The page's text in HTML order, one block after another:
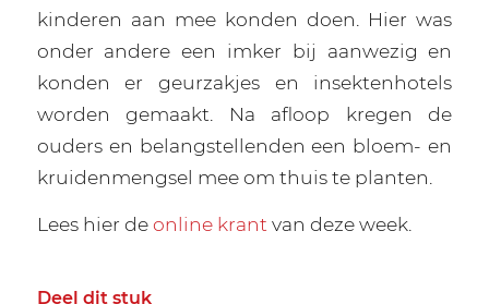
kinderen aan mee konden doen. Hier was
onder andere een imker bij aanwezig en
konden er geurzakjes en insektenhotels
worden gemaakt. Na afloop kregen de
ouders en belangstellenden een bloem- en
kruidenmengsel mee om thuis te planten.
Lees hier deonline krant van deze week.
Deel dit stuk